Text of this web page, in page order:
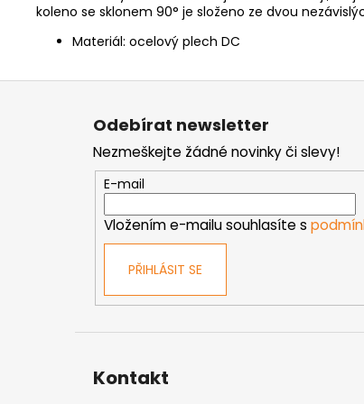
koleno se sklonem 90° je složeno ze dvou
Materiál: ocelový plech DC
Z
Odebírat newsletter
Nezmeškejte žádné novinky či slevy!
E-mail
Vložením e-mailu souhlasíte s
PŘIHLÁSIT SE
Kontakt